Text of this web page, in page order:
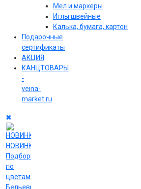
Мел и маркеры
Иглы швейные
Калька, бумага, картон
Подарочные
сертификаты
АКЦИЯ
КАНЦТОВАРЫ
-
veina-
market.ru
НОВИНКИ
Подборки
по
цветам
Бельевые